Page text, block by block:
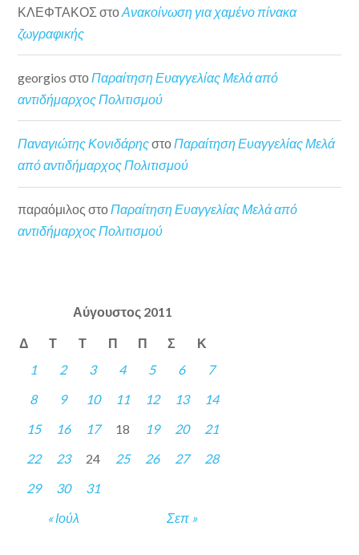
ΚΛΕΦΤΑΚΟΣ στοΑνακοίνωση για χαμένο πίνακα
ζωγραφικής
georgios στο Παραίτηση Ευαγγελίας Μελά από
αντιδήμαρχος Πολιτισμού
Παναγιώτης ΚονιδάρηςστοΠαραίτηση Ευαγγελίας Μελά
από αντιδήμαρχος Πολιτισμού
παραόμιλος στοΠαραίτηση Ευαγγελίας Μελά από
αντιδήμαρχος Πολιτισμού
Αύγουστος 2011
Δ Τ Τ Π Π Σ Κ
« Ιούλ Σεπ »
1 2 3 4 5 6
7
8
9 10 11 12 13
14
15
16 17 18 19 20
21
22
23 24 25 26 27
28
29
30 31